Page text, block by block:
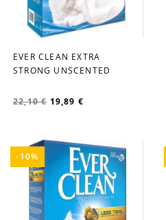
favorite_border
EVER CLEAN EXTRA
STRONG UNSCENTED
22,10 € 19,89 €
-10%